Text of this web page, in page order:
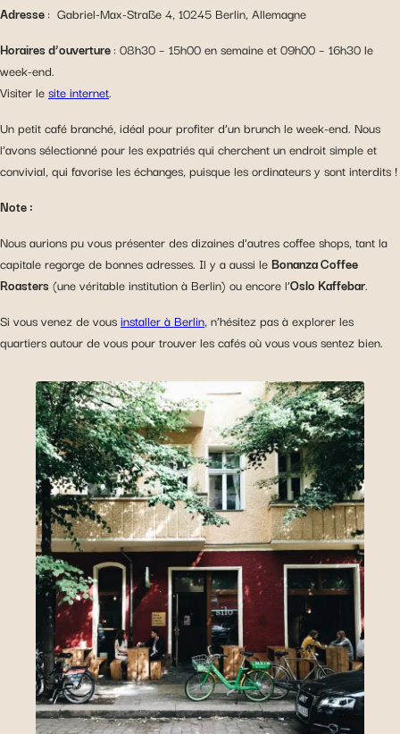
Adresse: Gabriel-Max-Straße 4, 10245 Berlin, Allemagne
Horaires d’ouverture: 08h30 – 15h00 en semaine et 09h00 – 16h30 le
week-end.
Visiter lesite internet.
Un petit café branché, idéal pour profiter d’un brunch le week-end. Nous
l’avons sélectionné pour les expatriés qui cherchent un endroit simple et
convivial, qui favorise les échanges, puisque les ordinateurs y sont interdits !
Note :
Nous aurions pu vous présenter des dizaines d’autres coffee shops, tant la
capitale regorge de bonnes adresses. Il y a aussi leBonanza Coffee
Roasters (une véritable institution à Berlin) ou encore l’Oslo Kaffebar.
Si vous venez de vousinstaller à Berlin, n’hésitez pas à explorer les
quartiers autour de vous pour trouver les cafés où vous vous sentez bien.